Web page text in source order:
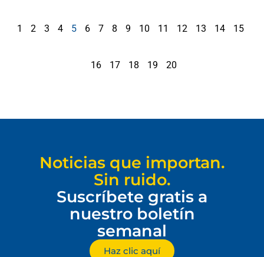
1 2 3 4 5 6 7 8 9 10 11 12 13 14 15
16 17 18 19 20
Noticias que importan.
Sin ruido.
Suscríbete gratis a
nuestro boletín
semanal
Haz clic aquí